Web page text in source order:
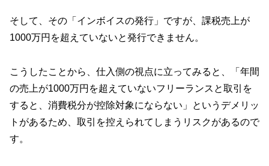
そして、その「インボイスの発行」ですが、課税売上が
1000万円を超えていないと発行できません。
こうしたことから、仕入側の視点に立ってみると、「年間
の売上が1000万円を超えていないフリーランスと取引を
すると、消費税分が控除対象にならない」というデメリッ
トがあるため、取引を控えられてしまうリスクがあるので
す。